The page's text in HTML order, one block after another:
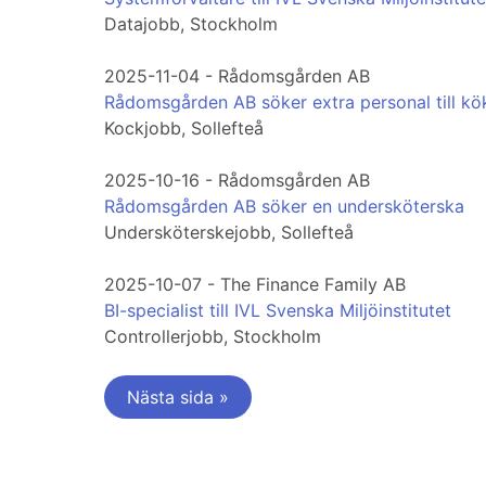
Datajobb, Stockholm
2025-11-04 - Rådomsgården AB
Rådomsgården AB söker extra personal till
Kockjobb, Sollefteå
2025-10-16 - Rådomsgården AB
Rådomsgården AB söker en undersköterska
Undersköterskejobb, Sollefteå
2025-10-07 - The Finance Family AB
BI-specialist till IVL Svenska Miljöinstitutet
Controllerjobb, Stockholm
Nästa sida »